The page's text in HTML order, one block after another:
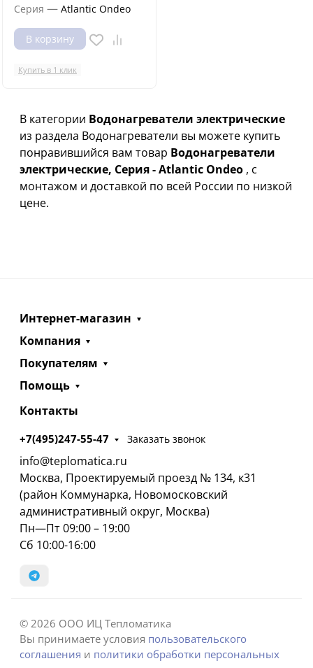
Серия — Atlantic Ondeo
В корзину
Купить в 1 клик
В категории Водонагреватели электрические
из раздела Водонагреватели вы можете купить
понравившийся вам товар Водонагреватели
электрические, Серия - Atlantic Ondeo , с
монтажом и доставкой по всей России по низкой
цене.
Интернет-магазин
Компания
Покупателям
Помощь
Контакты
+7(495)247-55-47 Заказать звонок
info@teplomatica.ru
Москва, Проектируемый проезд № 134, к31
(район Коммунарка, Новомосковский
административный округ, Москва)
Пн—Пт 09:00 – 19:00
Сб 10:00-16:00
© 2026 ООО ИЦ Тепломатика
Вы принимаете условия пользовательского
соглашения и политики обработки персональных